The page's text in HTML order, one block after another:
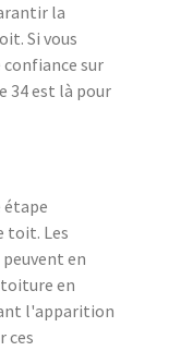
la
Si vous
confiance sur
34 est là pour
étape
toit. Les
en
en
l'apparition
ces